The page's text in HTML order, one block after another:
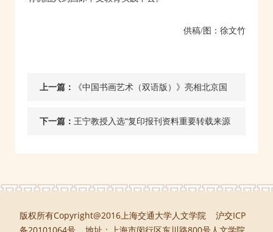
供稿/图：徐文竹
上一篇： 《中国书画艺术（双语版）》亮相北京国
际图书博览会
下一篇： 王宁教授入选“复印报刊资料重要转载来源
版权所有Copyright@2016上海交通大学人文学院 沪交ICP
备20101064号 地址：上海市闵行区东川路800号人文学院